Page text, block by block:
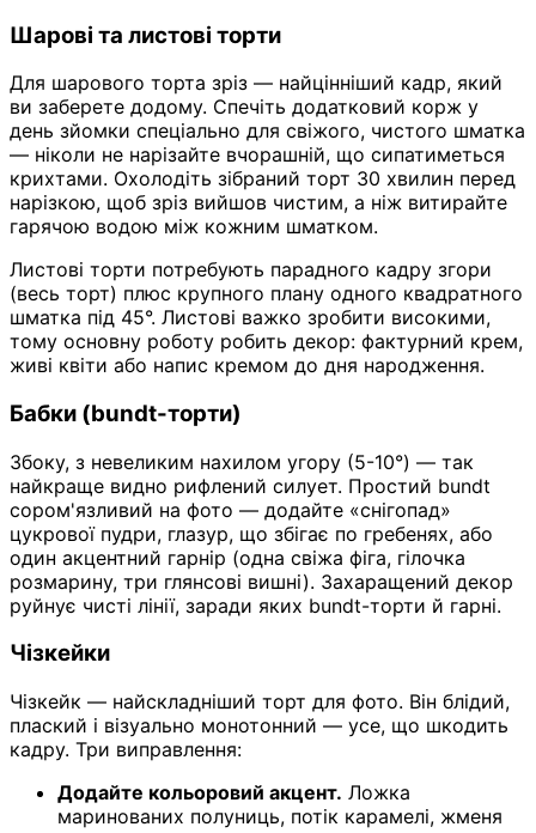
Шарові та листові торти
Для шарового торта зріз — найцінніший кадр, який
ви заберете додому. Спечіть додатковий корж у
день зйомки спеціально для свіжого, чистого шматка
— ніколи не нарізайте вчорашній, що сипатиметься
крихтами. Охолодіть зібраний торт 30 хвилин перед
нарізкою, щоб зріз вийшов чистим, а ніж витирайте
гарячою водою між кожним шматком.
Листові торти потребують парадного кадру згори
(весь торт) плюс крупного плану одного квадратного
шматка під 45°. Листові важко зробити високими,
тому основну роботу робить декор: фактурний крем,
живі квіти або напис кремом до дня народження.
Бабки (bundt-торти)
Збоку, з невеликим нахилом угору (5-10°) — так
найкраще видно рифлений силует. Простий bundt
сором'язливий на фото — додайте «снігопад»
цукрової пудри, глазур, що збігає по гребенях, або
один акцентний гарнір (одна свіжа фіга, гілочка
розмарину, три глянсові вишні). Захаращений декор
руйнує чисті лінії, заради яких bundt-торти й гарні.
Чізкейки
Чізкейк — найскладніший торт для фото. Він блідий,
плаский і візуально монотонний — усе, що шкодить
кадру. Три виправлення:
Додайте кольоровий акцент. Ложка
маринованих полуниць, потік карамелі, жменя